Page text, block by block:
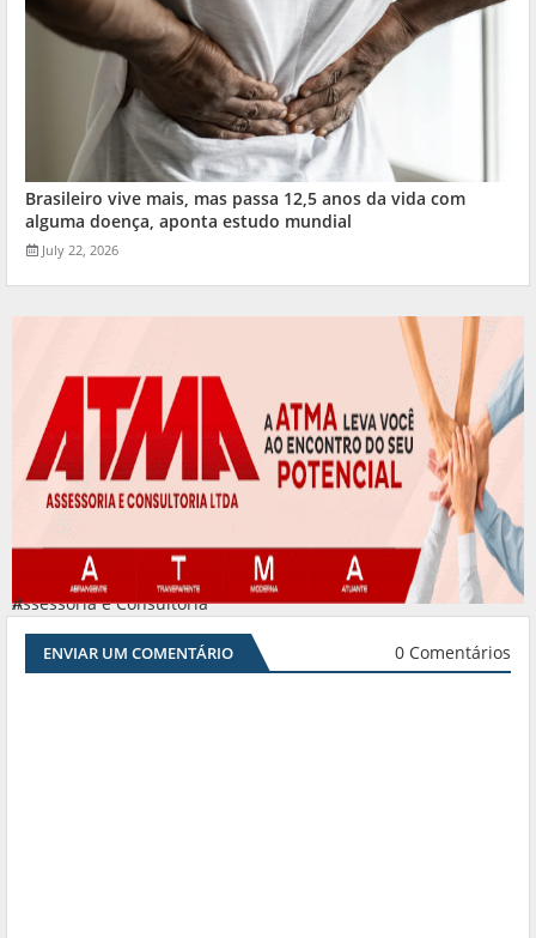
Brasileiro vive mais, mas passa 12,5 anos da vida com
alguma doença, aponta estudo mundial
July 22, 2026
Assessoria e Consultoria
#
ENVIAR UM COMENTÁRIO 0 Comentários